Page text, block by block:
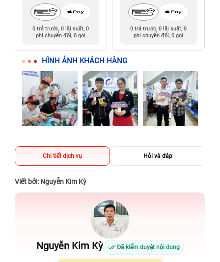
0 trả trước, 0 lãi suất, 0
phí chuyển đổi, 0 gọi
0 trả trước, 0 lãi suất, 0
phí chuyển đổi, 0 gọi
HÌNH ẢNH KHÁCH HÀNG
Chi tiết dịch vụ Hỏi và đáp
Viết bởi: Nguyễn Kim Kỳ
Nguyễn Kim Kỳ Đã kiểm duyệt nội dung